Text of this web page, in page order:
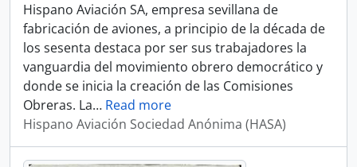
Hispano Aviación SA, empresa sevillana de
fabricación de aviones, a principio de la década de
los sesenta destaca por ser sus trabajadores la
vanguardia del movimiento obrero democrático y
donde se inicia la creación de las Comisiones
Obreras. La… Read more
Hispano Aviación Sociedad Anónima (HASA)